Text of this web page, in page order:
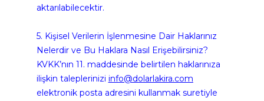
aktarılabilecektir.
5. Kişisel Verilerin İşlenmesine Dair Haklarınız
Nelerdir ve Bu Haklara Nasıl Erişebilirsiniz?
KVKK’nın 11. maddesinde belirtilen haklarınıza
ilişkin taleplerinizi info@dolarlakira.com
elektronik posta adresini kullanmak suretiyle